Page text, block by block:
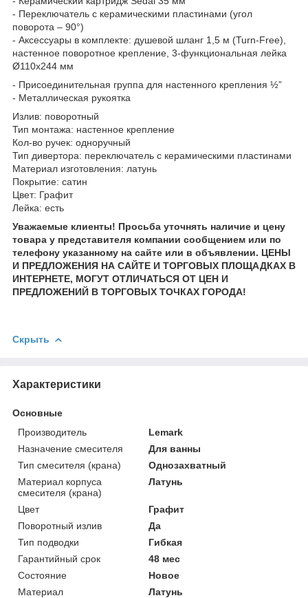
- Переключатель с керамическими пластинами (угол
поворота – 90°)
- Аксессуары в комплекте: душевой шланг 1,5 м (Turn-Free),
настенное поворотное крепление, 3-функциональная лейка
Ø110x244 мм
- Присоединительная группа для настенного крепления ½”
- Металлическая рукоятка
Излив: поворотный
Тип монтажа: настенное крепление
Кол-во ручек: одноручный
Тип дивертора: переключатель с керамическими пластинами
Материал изготовления: латунь
Покрытие: сатин
Цвет: Графит
Лейка: есть
Уважаемые клиенты! Просьба уточнять наличие и цену
товара у представителя компании сообщением или по
телефону указанному на сайте или в объявлении. ЦЕНЫ
И ПРЕДЛОЖЕНИЯ НА САЙТЕ И ТОРГОВЫХ ПЛОЩАДКАХ В
ИНТЕРНЕТЕ, МОГУТ ОТЛИЧАТЬСЯ ОТ ЦЕН И
ПРЕДЛОЖЕНИЙ В ТОРГОВЫХ ТОЧКАХ ГОРОДА!
Скрыть
Характеристики
Основные
Производитель
Lemark
Назначение смесителя
Для ванны
Тип смесителя (крана)
Однозахватный
Материал корпуса
смесителя (крана)
Латунь
Цвет
Графит
Поворотный излив
Да
Тип подводки
Гибкая
Гарантийный срок
48 мес
Состояние
Новое
Материал
Латунь